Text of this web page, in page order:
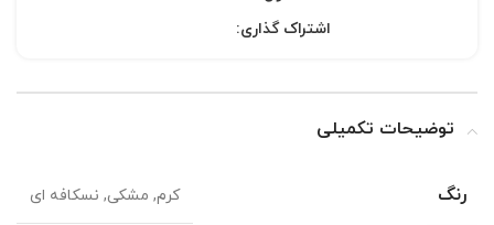
اشتراک گذاری:
توضیحات تکمیلی
رنگ کرم, مشکی, نسکافه ای